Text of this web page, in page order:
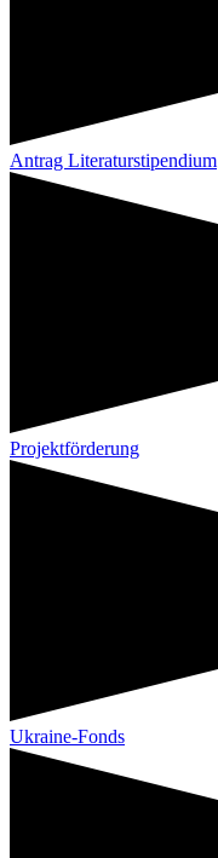
Antrag Literaturstipendium
Projektförderung
Ukraine-Fonds